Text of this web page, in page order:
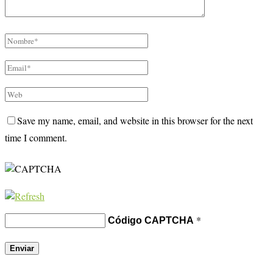
Save my name, email, and website in this browser for the next
time I comment.
Código CAPTCHA *